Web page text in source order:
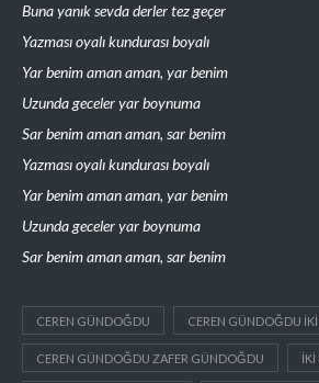
Buna yanık sevda derler tez geçer
Yazması oyalı kundurası boyalı
Yar benim aman aman, yar benim
Uzunda geceler yar boynuma
Sar benim aman aman, sar benim
Yazması oyalı kundurası boyalı
Yar benim aman aman, yar benim
Uzunda geceler yar boynuma
Sar benim aman aman, sar benim
CEREN GÜNDOĞDU CEREN GÜNDOĞDU
CEREN GÜNDOĞDU ZAFER GÜNDOĞDU IKI